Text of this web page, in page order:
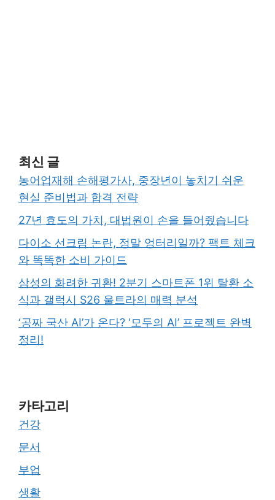
최신 글
농어업재해 손해평가사, 중장년이 놓치기 쉬운
현실 준비법과 합격 전략
27년 효도의 가치, 대법원이 손을 들어줬습니다
다이소 선크림 논란, 정말 엉터리일까? 팩트 체크
와 똑똑한 소비 가이드
삼성의 화려한 귀환! 2분기 스마트폰 1위 탈환 소
식과 갤럭시 S26 울트라의 매력 분석
‘공짜 국산 AI’가 온다? ‘모두의 AI’ 프로젝트 완벽
정리!
카타고리
건강
문서
부업
생활